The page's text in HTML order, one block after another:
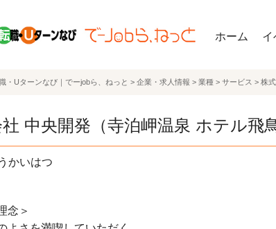
ホーム イ
・Uターンなび｜でーjobら、ねっと > 企業・求人情報 > 業種 > サービス > 株
中央開発（寺泊岬温泉 ホテル飛鳥
かいはつ
念＞